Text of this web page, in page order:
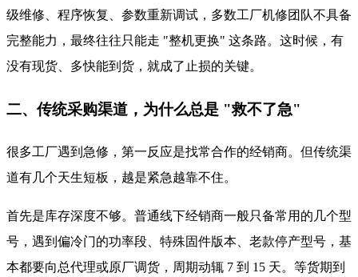
级维修、程序恢复、参数重新调试，多数工厂机修团队不具备
完整能力，最终往往只能走 "整机更换" 这条路。这时候，有
没有现货、多快能到货，就成了止损的关键。
二、传统采购渠道，为什么总是 "救不了急"
很多工厂遇到急修，第一反应是找常合作的经销商。但传统渠
道有几个天生短板，越是紧急越靠不住。
首先是库存深度不够。普通线下经销商一般只备常用的几个型
号，遇到偏冷门的功率段、特殊固件版本、老款停产型号，基
本都要向总代理或原厂调货，周期动辄 7 到 15 天。等货期到